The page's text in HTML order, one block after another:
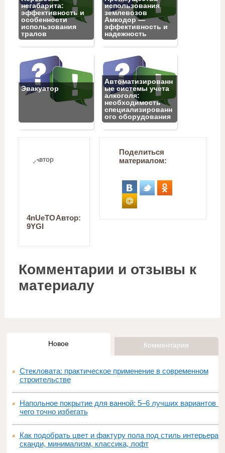
негабарита:
эффективность и
особенности
использования
тралов
использования
землевозов
Амкодор —
эффективность и
надежность
Эвакуатор
Автоматизированн
ые системы учета
алкоголя:
необходимость
специализированн
ого оборудования
Автор:
4nUeTO
9YGI
Поделиться
материалом:
Комментарии и отзывы к
материалу
Новое Комментарии
Стекловата: практическое применение в современном
строительстве
Напольное покрытие для ванной: 5–6 лучших вариантов и
чего точно избегать
Как подобрать цвет и фактуру пола под стиль интерьера:
сканди, минимализм, классика, лофт